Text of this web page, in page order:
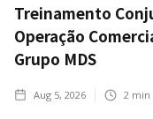
Treinamento
Operação
Grupo MDS
Aug 5, 2026 2 min